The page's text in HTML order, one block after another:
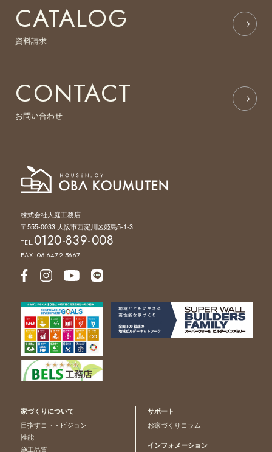
CATALOG
資料請求
CONTACT
お問い合わせ
株式会社大庭工務店
〒555-0033 大阪市西淀川区姫島5-1-3
TEL.0120-839-008
FAX. 06-6472-5667
家づくりについて
目指すコト - ビジョン
性能
施工品質
サポート
お家づくりコラム
インフォメーション